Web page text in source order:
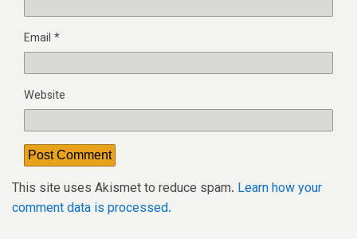
Email *
Website
This site uses Akismet to reduce spam. Learn how your
comment data is processed.